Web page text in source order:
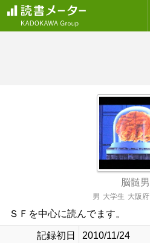
脳髄男
男 大学生 大阪府
ＳＦを中心に読んでます。
記録初日
2010/11/24